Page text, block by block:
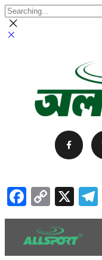
Facebook
Copy
Link
X